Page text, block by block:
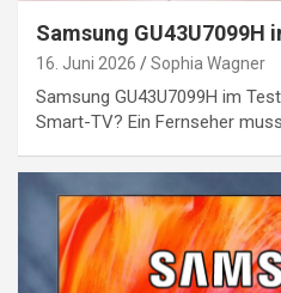
Samsung GU43U7099H
16. Juni 2026 Sophia Wagner
Samsung GU43U7099H im
Smart-TV? Ein Fernseher